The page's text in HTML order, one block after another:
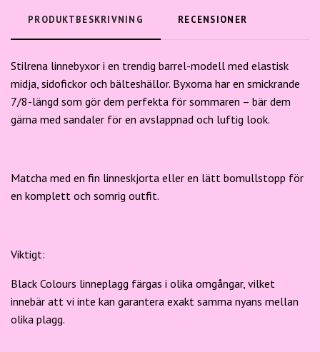
PRODUKTBESKRIVNING RECENSIONER
Stilrena linnebyxor i en trendig barrel-modell med elastisk
midja, sidofickor och bälteshällor. Byxorna har en smickrande
7/8-längd som gör dem perfekta för sommaren – bär dem
gärna med sandaler för en avslappnad och luftig look.
Matcha med en fin linneskjorta eller en lätt bomullstopp för
en komplett och somrig outfit.
Viktigt:
Black Colours linneplagg färgas i olika omgångar, vilket
innebär att vi inte kan garantera exakt samma nyans mellan
olika plagg.